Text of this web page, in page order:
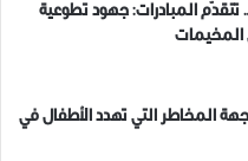
المبادرات: جهود تطوعية
المخيمات
المخاطر التي تهدد الأطفال في